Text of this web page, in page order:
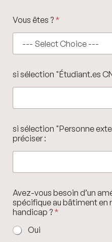
Vous êtes ? *
"
P
r
o
n
n
e
si sélection "Étudiant.es
si sélection "Personne
préciser :
Avez-vous besoin d’un
spécifique au bâtiment en
handicap ? *
Oui